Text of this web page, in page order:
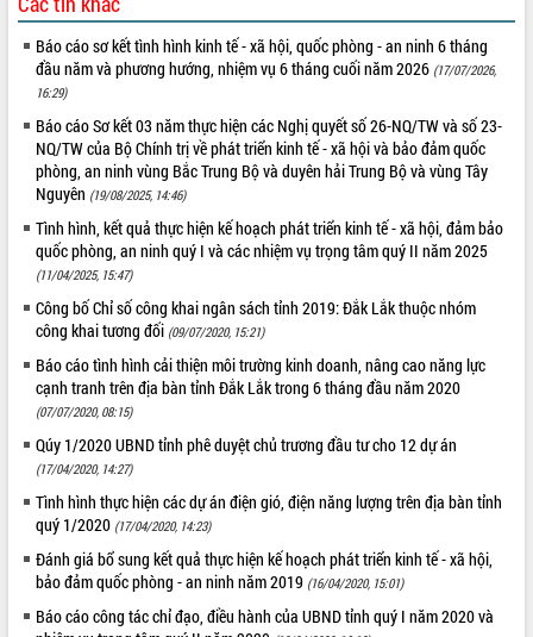
VIDEO
Loading the player...
Trailer Lễ hội Sầu riêng Đắk Lắk năm
2026
Khám bệnh, cấp phát thuốc miễn phí
và tặng quà người dân xã Cư Pui
Hội nghị UBND tỉnh Đắk Lắk thường kỳ
Lễ truy tặng danh hiệu “Bà Mẹ Việt
Nam Anh hùng” và trao Huân chương
Lao động
UBND tỉnh Đắk Lắk triển khai nhiệm
vụ 6 tháng cuối năm 2026
Kỳ họp thứ Hai, Hội đồng nhân dân
tỉnh khóa XI quyết nghị nhiều nội dung
quan trọng
Bí thư Tỉnh ủy Lương Nguyễn Minh
Triết thăm, tặng quà người có công với
ALBUM ẢNH
Báo cáo sơ kết tình hình kinh tế - xã hội, quốc phòng - an ninh 6 tháng
đầu năm và phương hướng, nhiệm vụ 6 tháng cuối năm 2026 (17/07/2026,
16:29)
Báo cáo Sơ kết 03 năm thực hiện các Nghị quyết số 26-NQ/TW và số 23-
NQ/TW của Bộ Chính trị về phát triển kinh tế - xã hội và bảo đảm quốc
phòng, an ninh vùng Bắc Trung Bộ và duyên hải Trung Bộ và vùng Tây
Nguyên (19/08/2025, 14:46)
Tình hình, kết quả thực hiện kế hoạch phát triển kinh tế - xã hội, đảm bảo
quốc phòng, an ninh quý I và các nhiệm vụ trọng tâm quý II năm 2025
(11/04/2025, 15:47)
Công bố Chỉ số công khai ngân sách tỉnh 2019: Đắk Lắk thuộc nhóm
công khai tương đối (09/07/2020, 15:21)
Báo cáo tình hình cải thiện môi trường kinh doanh, nâng cao năng lực
cạnh tranh trên địa bàn tỉnh Đắk Lắk trong 6 tháng đầu năm 2020
(07/07/2020, 08:15)
Qúy 1/2020 UBND tỉnh phê duyệt chủ trương đầu tư cho 12 dự án
(17/04/2020, 14:27)
Tình hình thực hiện các dự án điện gió, điện năng lượng trên địa bàn tỉnh
quý 1/2020 (17/04/2020, 14:23)
Đánh giá bổ sung kết quả thực hiện kế hoạch phát triển kinh tế - xã hội,
bảo đảm quốc phòng - an ninh năm 2019 (16/04/2020, 15:01)
Báo cáo công tác chỉ đạo, điều hành của UBND tỉnh quý I năm 2020 và